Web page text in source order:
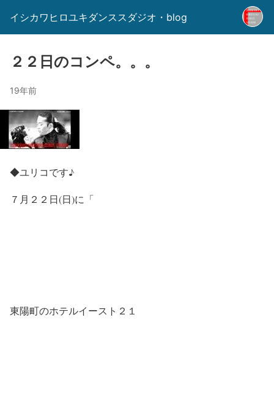
イシカワヒロユキダンススダジオ・blog
２２日のコンペ。。。
19年前
◆ユリコです♪
７月２２日(日)に「
東陽町のホテルイースト２１